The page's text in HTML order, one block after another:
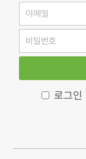
로그인